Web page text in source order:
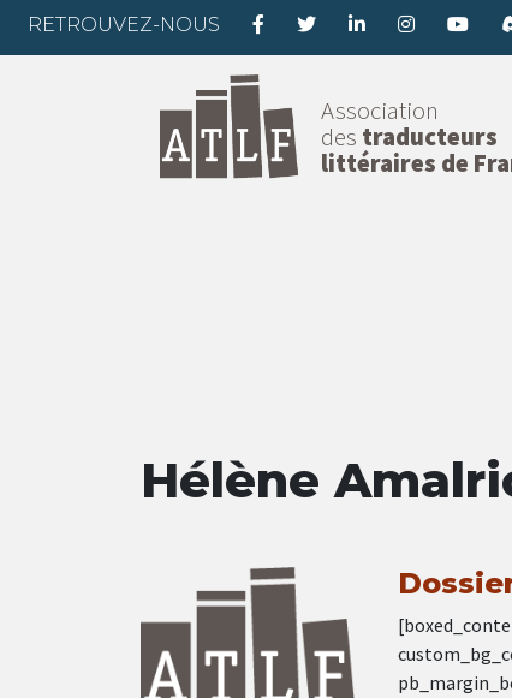
RETROUVEZ-NOUS
Association
des traducteurs
littéraires de
Hélène